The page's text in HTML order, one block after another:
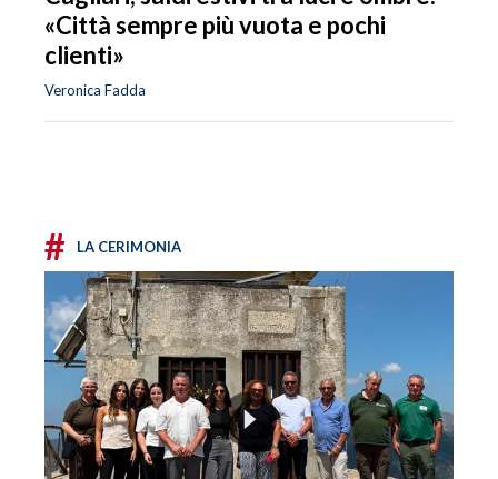
«Città sempre più vuota e pochi
clienti»
Veronica Fadda
# LA CERIMONIA